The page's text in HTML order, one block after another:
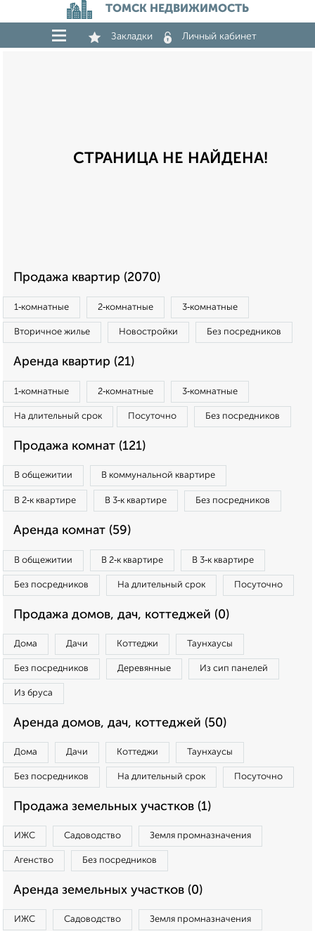
ТОМСК НЕДВИЖИМОСТЬ
Закладки Личный кабинет
СТРАНИЦА НЕ НАЙДЕНА!
Продажа квартир (2070)
1‑комнатные 2‑комнатные 3‑комнатные
Вторичное жилье Новостройки Без посредников
Аренда квартир (21)
1‑комнатные 2‑комнатные 3‑комнатные
На длительный срок Посуточно Без посредников
Продажа комнат (121)
В общежитии В коммунальной квартире
В 2‑к квартире В 3‑к квартире Без посредников
Аренда комнат (59)
В общежитии В 2‑к квартире В 3‑к квартире
Без посредников На длительный срок Посуточно
Продажа домов, дач, коттеджей (0)
Дома Дачи Коттеджи Таунхаусы
Без посредников Деревянные Из сип панелей
Из бруса
Аренда домов, дач, коттеджей (50)
Дома Дачи Коттеджи Таунхаусы
Без посредников На длительный срок Посуточно
Продажа земельных участков (1)
ИЖС Садоводство Земля промназначения
Агенство Без посредников
Аренда земельных участков (0)
ИЖС Садоводство Земля промназначения